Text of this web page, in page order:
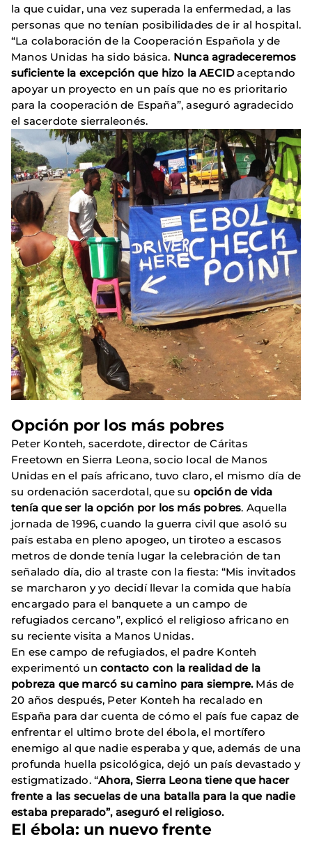
la que cuidar, una vez superada la enfermedad, a las
personas que no tenían posibilidades de ir al hospital.
“La colaboración de la Cooperación Española y de
Manos Unidas ha sido básica. Nunca agradeceremos
suficiente la excepción que hizo la AECIDaceptando
apoyar un proyecto en un país que no es prioritario
para la cooperación de España”, aseguró agradecido
el sacerdote sierraleonés.
Opción por los más pobres
Peter Konteh, sacerdote, director de Cáritas
Freetown en Sierra Leona, socio local de Manos
Unidas en el país africano, tuvo claro, el mismo día de
su ordenación sacerdotal, que su opción de vida
tenía que ser la opción por los más pobres. Aquella
jornada de 1996, cuando la guerra civil que asoló su
país estaba en pleno apogeo, un tiroteo a escasos
metros de donde tenía lugar la celebración de tan
señalado día, dio al traste con la fiesta: “Mis invitados
se marcharon y yo decidí llevar la comida que había
encargado para el banquete a un campo de
refugiados cercano”, explicó el religioso africano en
su reciente visita a Manos Unidas.
En ese campo de refugiados, el padre Konteh
experimentó un contacto con la realidad de la
pobreza que marcó su camino para siempre.Más de
20 años después, Peter Konteh ha recalado en
España para dar cuenta de cómo el país fue capaz de
enfrentar el ultimo brote del ébola, el mortífero
enemigo al que nadie esperaba y que, además de una
profunda huella psicológica, dejó un país devastado y
estigmatizado. “Ahora, Sierra Leona tiene que hacer
frente a las secuelas de una batalla para la que nadie
estaba preparado”, aseguró el religioso.
El ébola: un nuevo frente